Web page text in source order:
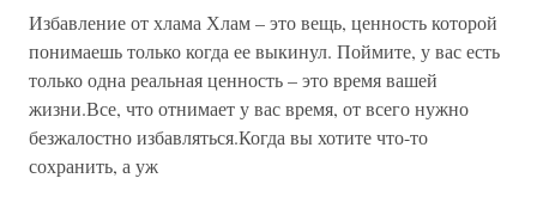
Избавление от хлама Хлам – это вещь, ценность которой
понимаешь только когда ее выкинул. Поймите, у вас есть
только одна реальная ценность – это время вашей
жизни.Все, что отнимает у вас время, от всего нужно
безжалостно избавляться.Когда вы хотите что-то
сохранить, а уж